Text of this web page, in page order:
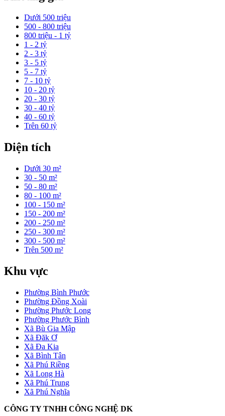
Dưới 500 triệu
500 - 800 triệu
800 triệu - 1 tỷ
1 - 2 tỷ
2 - 3 tỷ
3 - 5 tỷ
5 - 7 tỷ
7 - 10 tỷ
10 - 20 tỷ
20 - 30 tỷ
30 - 40 tỷ
40 - 60 tỷ
Trên 60 tỷ
Diện tích
Dưới 30 m²
30 - 50 m²
50 - 80 m²
80 - 100 m²
100 - 150 m²
150 - 200 m²
200 - 250 m²
250 - 300 m²
300 - 500 m²
Trên 500 m²
Khu vực
Phường Bình Phước
Phường Đồng Xoài
Phường Phước Long
Phường Phước Bình
Xã Bù Gia Mập
Xã Đăk Ơ
Xã Đa Kia
Xã Bình Tân
Xã Phú Riềng
Xã Long Hà
Xã Phú Trung
Xã Phú Nghĩa
CÔNG TY TNHH CÔNG NGHỆ DK